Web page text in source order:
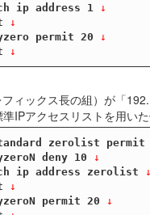
ip address 1
↓
↓
permit 20 ↓
↓
ィックス長の組）が「
IPアクセスリストを用い
zerolist permit
deny 10 ↓
ip address zerolist
↓
permit 20 ↓